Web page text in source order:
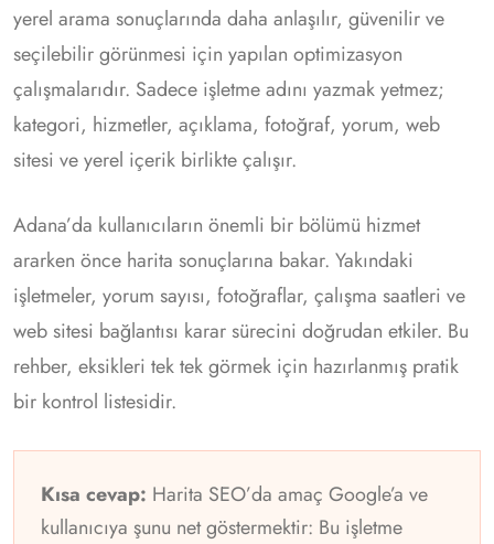
yerel arama sonuçlarında daha anlaşılır, güvenilir ve
seçilebilir görünmesi için yapılan optimizasyon
çalışmalarıdır. Sadece işletme adını yazmak yetmez;
kategori, hizmetler, açıklama, fotoğraf, yorum, web
sitesi ve yerel içerik birlikte çalışır.
Adana’da kullanıcıların önemli bir bölümü hizmet
ararken önce harita sonuçlarına bakar. Yakındaki
işletmeler, yorum sayısı, fotoğraflar, çalışma saatleri ve
web sitesi bağlantısı karar sürecini doğrudan etkiler. Bu
rehber, eksikleri tek tek görmek için hazırlanmış pratik
bir kontrol listesidir.
Kısa cevap: Harita SEO’da amaç Google’a ve
kullanıcıya şunu net göstermektir: Bu işletme